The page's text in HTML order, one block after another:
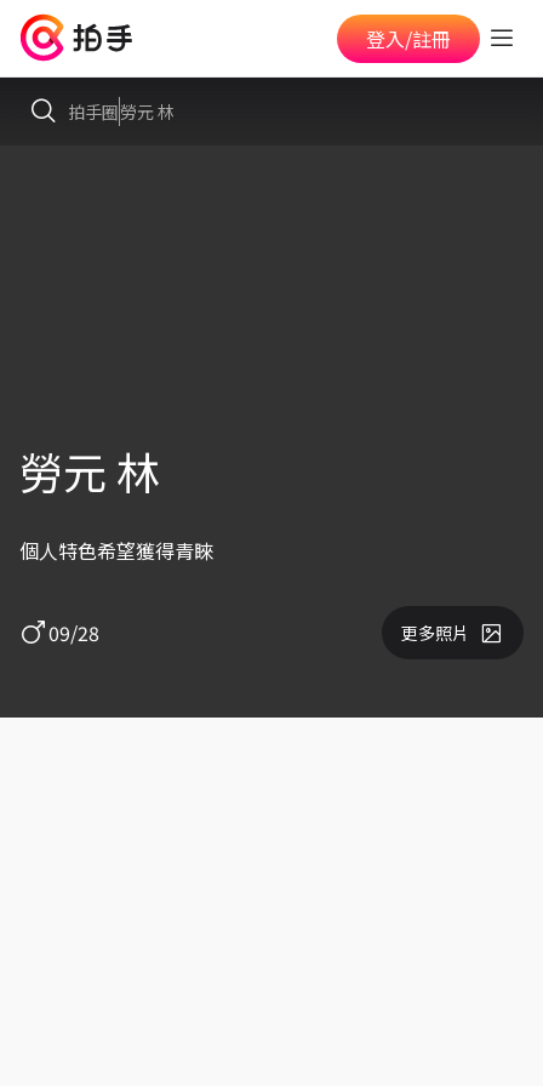
登入/註冊
拍手圈勞元 林
勞元 林
個人特色希望獲得青睞
09/28 更多照片